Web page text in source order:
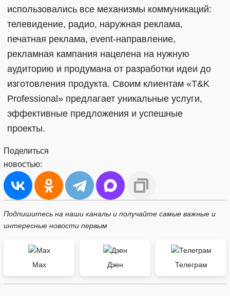
использовались все механизмы коммуникаций:
телевидение, радио, наружная реклама,
печатная реклама, еvent-направление,
рекламная кампания нацелена на нужную
аудиторию и продумана от разработки идеи до
изготовления продукта. Своим клиентам «T&K
Professional» предлагает уникальные услуги,
эффективные предложения и успешные
проекты.
Поделиться
новостью:
Подпишитесь на наши каналы и получайте самые важные и
интересные новости первым
Max Дзен Телеграм